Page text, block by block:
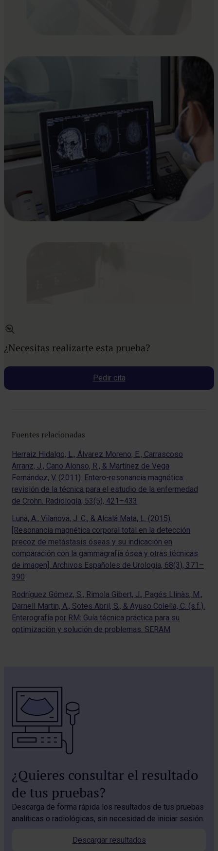
¿Necesitas realizarte esta prueba?
Pedir cita
Fuentes relacionadas
Herraiz Hidalgo, L., Álvarez Moreno, E., Carrascoso
Arranz, J., Cano Alonso, R., & Martínez de Vega
Fernández, V. (2011). Entero-resonancia magnética:
revisión de la técnica para el estudio de la enfermedad
de Crohn. Radiología, 53(5), 421–433
Luna, A., Vilanova, J. C., & Alcalá Mata, L. (2015).
[Resonancia magnética corporal total en la detección
precoz de metástasis óseas y su indicación en
comparación con la gammagrafía ósea y otras técnicas
de imagen]. Archivos Españoles de Urología, 68(3), 371–
390
Rodríguez Gómez, S., Rimola Gibert, J., Pagés Llinàs, M.,
Darnell Martin, A., Sotes Abril, S., & Ayuso Colella, C. (s.f.).
Enterografía por RM: Guía técnica práctica para su
optimización y solución de problemas. SERAM
¿Quieres consultar el resultado
de tus pruebas?
Descarga de forma rápida los resultados de tus pruebas
analíticas o radiológicas, sin necesidad de iniciar sesión.
Descargar resultados